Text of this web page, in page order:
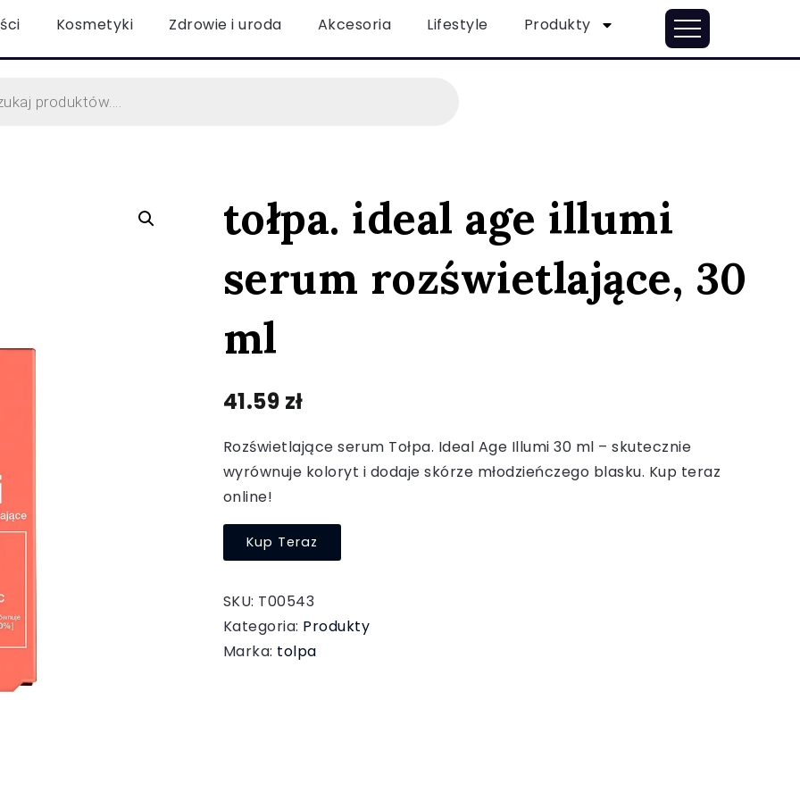
Kosmetyki Zdrowie i uroda Akcesoria Lifestyle Produkty
tołpa. ideal age illumi
serum rozświetlające, 30
ml
41.59 zł
Rozświetlające serum Tołpa. Ideal Age Illumi 30 ml – skutecznie
wyrównuje koloryt i dodaje skórze młodzieńczego blasku. Kup teraz
online!
Kup Teraz
SKU: T00543
Kategoria: Produkty
Marka: tolpa